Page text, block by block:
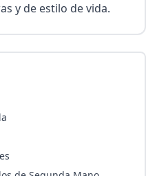
y de estilo de vida.